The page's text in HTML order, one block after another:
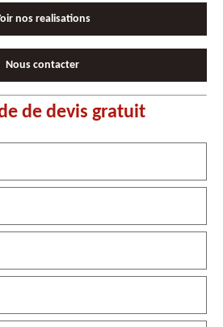
nos realisations
Nous contacter
de devis gratuit